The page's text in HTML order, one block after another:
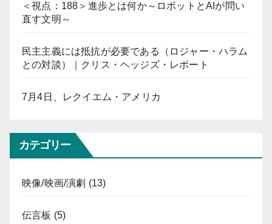
＜視点：188＞進歩とは何か～ロボットとAIが問い
直す文明～
民主主義には抵抗が必要である（ロジャー・ハラム
との対談）｜クリス・ヘッジズ・レポート
7月4日、レクイエム・アメリカ
カテゴリー
映像/映画/演劇 (13)
伝言板 (5)